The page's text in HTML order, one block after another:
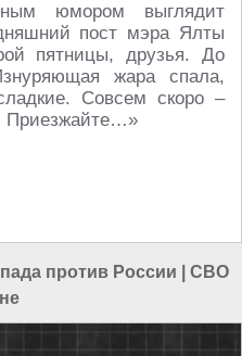
юмором выглядит
пост мэра Ялты
пятницы, друзья. До
жара спала,
Совсем скоро –
Приезжайте…»
против России
СВО